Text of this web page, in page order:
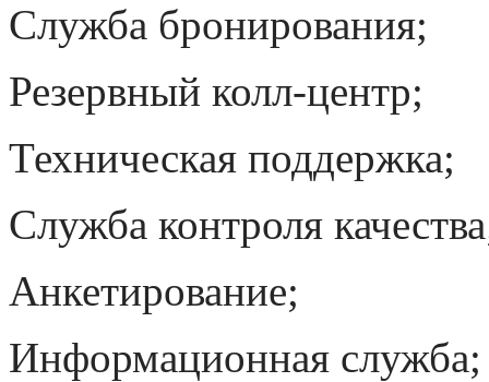
Служба бронирования;
Резервный колл-центр;
Техническая поддержка;
Служба контроля
Анкетирование;
Информационная служба;